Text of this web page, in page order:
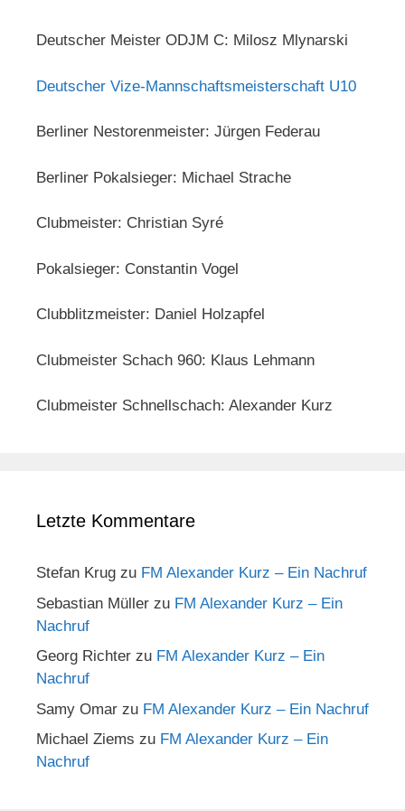
Deutscher Meister ODJM C: Milosz Mlynarski
Deutscher Vize-Mannschaftsmeisterschaft U10
Berliner Nestorenmeister: Jürgen Federau
Berliner Pokalsieger: Michael Strache
Clubmeister: Christian Syré
Pokalsieger: Constantin Vogel
Clubblitzmeister: Daniel Holzapfel
Clubmeister Schach 960: Klaus Lehmann
Clubmeister Schnellschach: Alexander Kurz
Letzte Kommentare
Stefan Krug zu FM Alexander Kurz – Ein Nachruf
Sebastian Müller zu FM Alexander Kurz – Ein
Nachruf
Georg Richter zu FM Alexander Kurz – Ein
Nachruf
Samy Omar zu FM Alexander Kurz – Ein Nachruf
Michael Ziems zu FM Alexander Kurz – Ein
Nachruf